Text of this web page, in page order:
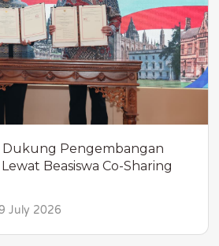
Pengembangan
Beasiswa Co-Sharing
July 2026